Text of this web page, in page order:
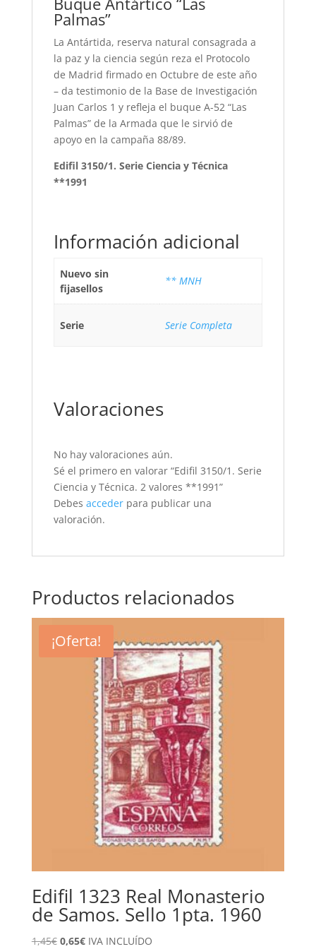
Palmas”
La Antártida, reserva natural consagrada a
la paz y la ciencia según reza el Protocolo
de Madrid firmado en Octubre de este año
– da testimonio de la Base de Investigación
Juan Carlos 1 y refleja el buque A-52 “Las
Palmas” de la Armada que le sirvió de
apoyo en la campaña 88/89.
Edifil 3150/1. Serie Ciencia y Técnica
**1991
Información adicional
Nuevo sin
fijasellos
** MNH
Serie Serie Completa
Valoraciones
No hay valoraciones aún.
Sé el primero en valorar “Edifil 3150/1. Serie
Ciencia y Técnica. 2 valores **1991”
Debes accederpara publicar una
valoración.
Productos relacionados
¡Oferta!
Edifil 1323 Real Monasterio
de Samos. Sello 1pta. 1960
1,45€ El
0,65€ElIVA INCLUÍDO